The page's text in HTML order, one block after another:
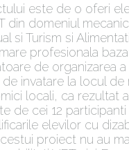
este de o oferi
din domeniul
si Turism si
profesionala
de organizarea
invatare la locul de
locali, ca rezultat
de cei 12 participanti
elevilor cu
proiect nu au